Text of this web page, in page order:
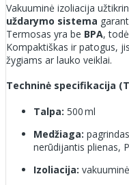
Vakuuminė izoliacija
uždarymo sistema
Termosas yra be BPA,
Kompaktiškas ir patogus,
žygiams ar lauko veiklai.
Techninė specifikacija
Talpa: 500 ml
Medžiaga:
nerūdijantis plienas,
Izoliacija: vakuuminė